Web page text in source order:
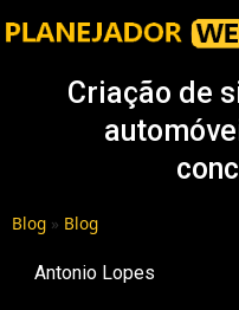
Criação de
Blog » Blog
Antonio Lopes